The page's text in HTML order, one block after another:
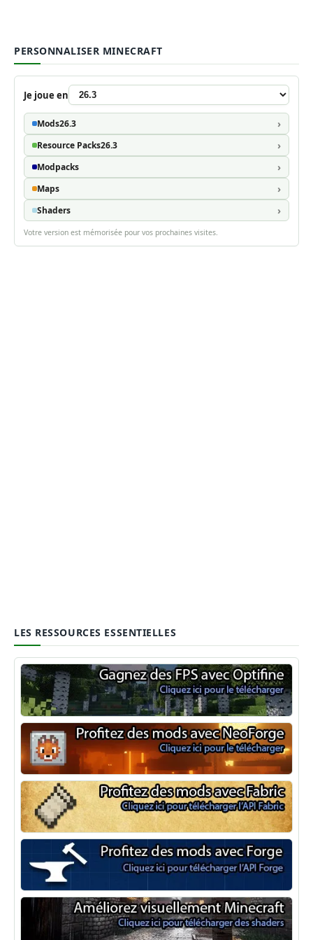
PERSONNALISER MINECRAFT
Je joue en
Mods26.3
Resource Packs26.3
Modpacks
Maps
Shaders
Votre version est mémorisée pour vos prochaines visites.
LES RESSOURCES ESSENTIELLES
Optifine
NeoForge
Minecraft Fabric
Minecraft Forge